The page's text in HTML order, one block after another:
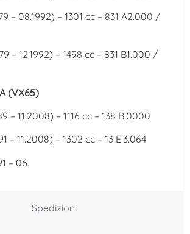
Spedizioni
– 08.1992) – 1301 cc – 831 A2.000 /
– 12.1992) – 1498 cc – 831 B1.000 /
(VX65)
– 11.2008) – 1116 cc – 138 B.0000
– 11.2008) – 1302 cc – 13 E.3.064
– 06.